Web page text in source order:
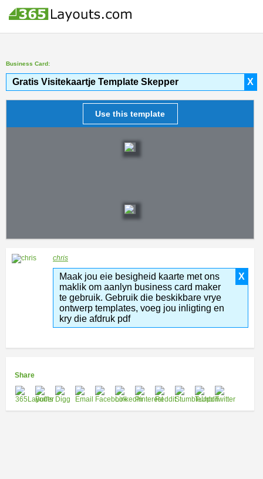
Business Card:
X
Gratis Visitekaartje Template Skepper
Use this template
chris
X
Maak jou eie besigheid kaarte met ons
maklik om aanlyn business card maker
te gebruik. Gebruik die beskikbare vrye
ontwerp templates, voeg jou inligting en
kry die afdruk pdf
Share